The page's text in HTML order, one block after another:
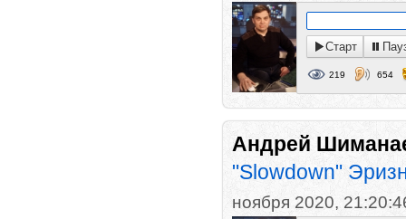
Старт
219 654
Андрей
"Slowdown"
ноября 2020,